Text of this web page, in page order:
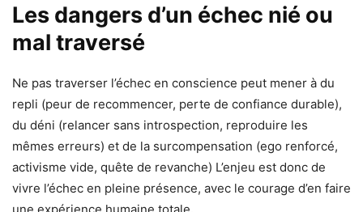
Les dangers d’un échec nié ou
mal traversé
Ne pas traverser l’échec en conscience peut mener à du
repli (peur de recommencer, perte de confiance durable),
du déni (relancer sans introspection, reproduire les
mêmes erreurs) et de la surcompensation (ego renforcé,
activisme vide, quête de revanche) L’enjeu est donc de
vivre l’échec en pleine présence, avec le courage d’en faire